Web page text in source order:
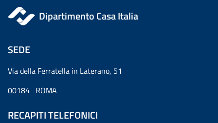
Dipartimento Casa Italia
SEDE
Via della Ferratella in Laterano, 51
00184 ROMA
RECAPITI TELEFONICI